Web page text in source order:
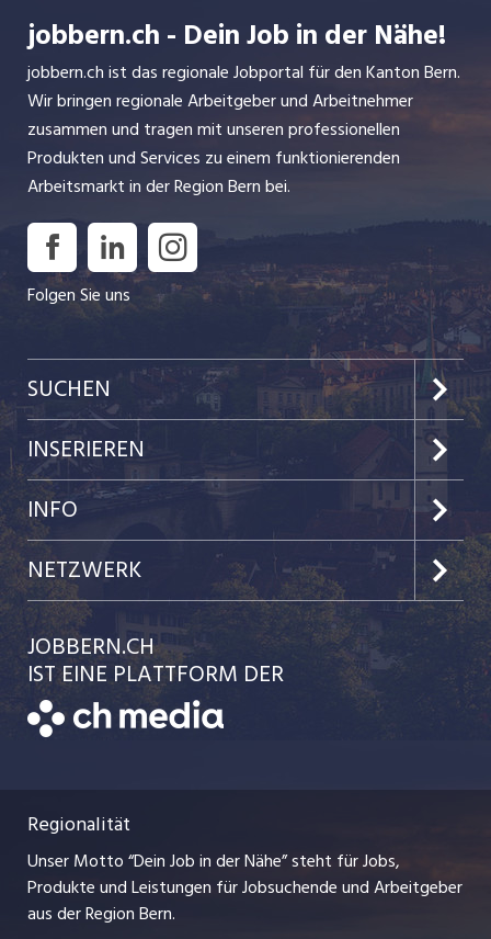
jobbern.ch - Dein Job in der Nähe!
jobbern.ch ist das regionale Jobportal für den Kanton Bern.
Wir bringen regionale Arbeitgeber und Arbeitnehmer
zusammen und tragen mit unseren professionellen
Produkten und Services zu einem funktionierenden
Arbeitsmarkt in der Region Bern bei.
Folgen Sie uns
SUCHEN
Jobs im Kanton Bern
Jobs in der Stadt Bern
Jobs in der Stadt Biel
Festanstellungen
Temporäre Jobs
Freelance Jobs
Ferienjobs
Management / Kader-Jobs
INSERIEREN
Preise & Leistungen
Kundenlogin
Einzelinserat disponieren
Schnittstelle
Bewerber-Cockpit
INFO
Team
Ratgeber
AGB
Datenschutzerklärung
Impressum
Stellenmeldepflicht
NETZWERK
jobbasel.ch
jobmittelland.ch
zentraljob.ch
myjob.ch
jobzüri.ch
JOBBERN.CH
IST EINE PLATTFORM DER
Regionalität
Unser Motto “Dein Job in der Nähe” steht für Jobs,
Produkte und Leistungen für Jobsuchende und Arbeitgeber
aus der Region Bern.